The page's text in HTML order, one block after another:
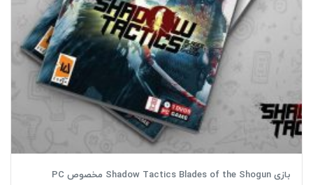
بازی Shadow Tactics Blades of the Shogun مخصوص PC